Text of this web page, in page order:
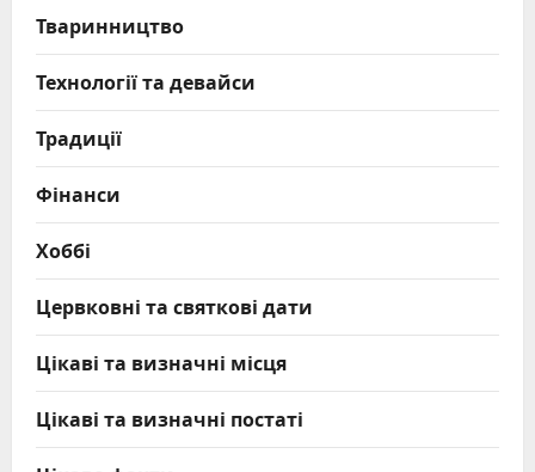
Тваринництво
Технології та девайси
Традиції
Фінанси
Хоббі
Цервковні та святкові дати
Цікаві та визначні місця
Цікаві та визначні постаті